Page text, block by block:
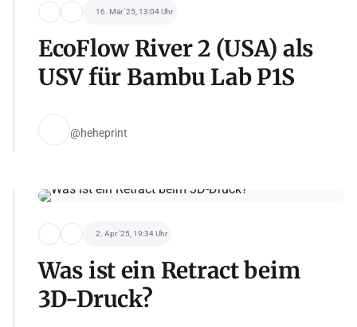
16. Mär '25, 13:04 Uhr
EcoFlow River 2 (USA) als
USV für Bambu Lab P1S
@heheprint
2. Apr '25, 19:34 Uhr
Was ist ein Retract beim
3D-Druck?